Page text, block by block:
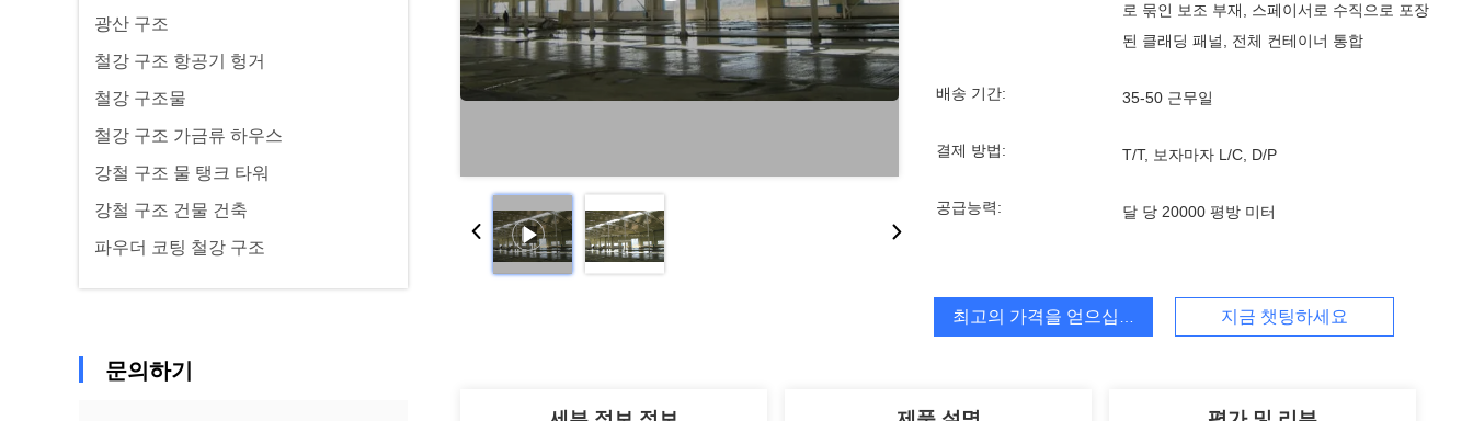
광산 구조
철강 구조 항공기 헝거
철강 구조물
철강 구조 가금류 하우스
강철 구조 물 탱크 타워
강철 구조 건물 건축
파우더 코팅 철강 구조
문의하기
로 묶인 보조 부재, 스페이서로 수직으로 포장
된 클래딩 패널, 전체 컨테이너 통합
배송 기간: 35-50 근무일
결제 방법: T/T, 보자마자 L/C, D/P
공급능력: 달 당 20000 평방 미터
최고의 가격을 얻으십시오 지금 챗팅하세요